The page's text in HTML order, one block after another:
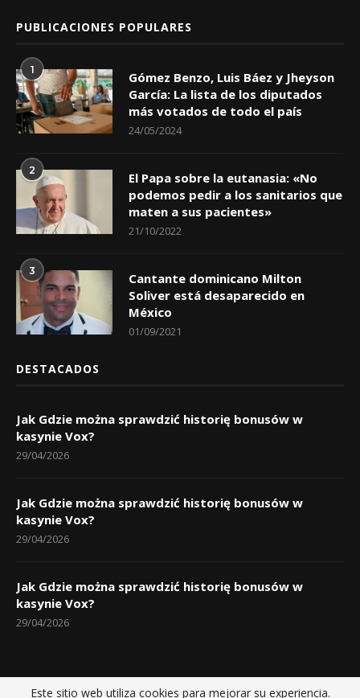
PUBLICACIONES POPULARES
1
Gómez Benzo, Luis Báez y Jheyson
García: La lista de los diputados
más votados de todo el país
24/05/2024
2
El Papa sobre la eutanasia: «No
podemos pedir a los sanitarios que
maten a sus pacientes»
21/10/2022
3
Cantante dominicano Milton
Soliver está desaparecido en
México
01/09/2021
DESTACADOS
Jak Gdzie można sprawdzić historię bonusów w
kasynie Vox?
29/04/2026
Jak Gdzie można sprawdzić historię bonusów w
kasynie Vox?
29/04/2026
Jak Gdzie można sprawdzić historię bonusów w
kasynie Vox?
29/04/2026
Este sitio web utiliza cookies para mejorar su experiencia.